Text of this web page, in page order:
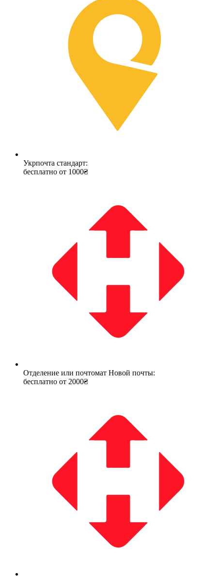
Укрпочта стандарт:
бесплатно от 1000₴
Отделение или почтомат Новой почты:
бесплатно от 2000₴